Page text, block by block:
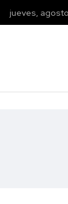
jueves,